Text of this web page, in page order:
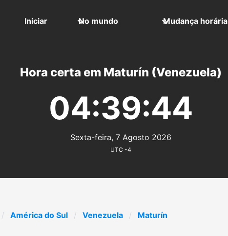
Iniciar No mundo Mudança horária
Hora certa em Maturín (Venezuela)
04:39:44
Sexta-feira, 7 Agosto 2026
UTC -4
América do Sul Venezuela Maturín